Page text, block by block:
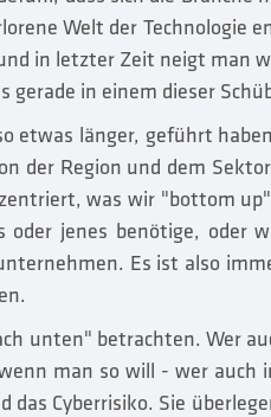
Welt der Technologie
in letzter Zeit neigt man
in einem dieser
etwas länger, geführt
der Region und dem
was wir "bottom
oder jenes benötige, oder
Es ist also
unten" betrachten. Wer
man so will - wer auch
Cyberrisiko. Sie